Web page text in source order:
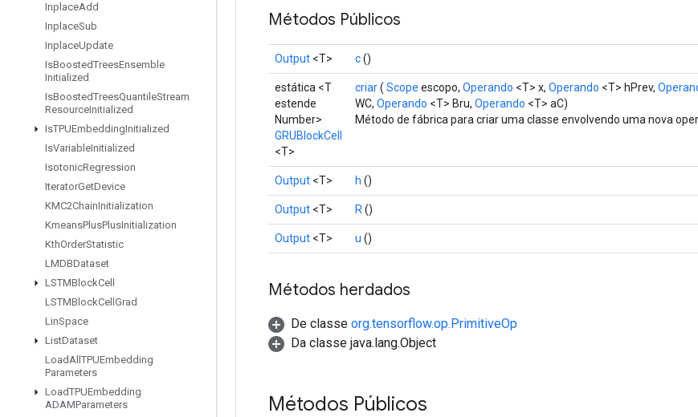
InplaceAdd
InplaceSub
InplaceUpdate
IsBoostedTreesEnsemble
Initialized
IsBoostedTreesQuantileStream
ResourceInitialized
IsTPUEmbeddingInitialized
IsVariableInitialized
IsotonicRegression
IteratorGetDevice
KMC2ChainInitialization
KmeansPlusPlusInitialization
KthOrderStatistic
LMDBDataset
LSTMBlockCell
LSTMBlockCell Grad
LinSpace
ListDataset
LoadAll TPUEmbedding
Parameters
LoadTPUEmbedding
ADAMParameters
Métodos Públicos
Output <T> c()
estática <T
estende
Number>
GRUBlockCell
<T>
criar( Scope escopo, Operando <T> x, Operando <T> hPrev,
WC, Operando <T> Bru, Operando <T> aC)
Método de fábrica para criar uma classe envolvendo uma nova
Output <T> h ()
Output <T> R ()
Output <T> u ()
Métodos herdados
De classe org.tensorflow.op.PrimitiveOp
Da classe java.lang.Object
Métodos Públicos